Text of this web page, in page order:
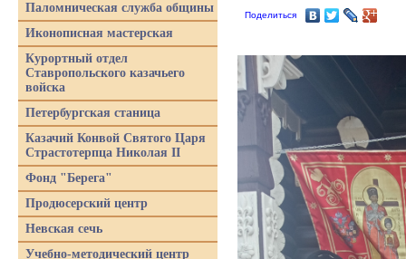
Поделиться
Паломническая служба общины
Иконописная мастерская
Курортный отдел
Ставропольского казачьего
войска
Петербургская станица
Казачий Конвой Святого Царя
Страстотерпца Николая II
Фонд "Берега"
Продюсерский центр
Невская сечь
Учебно-методический центр